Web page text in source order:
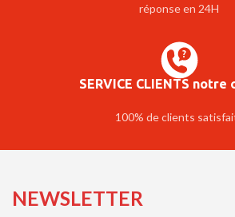
réponse en 24H
SERVICE CLIENTS
100% de clients
NEWSLETTER